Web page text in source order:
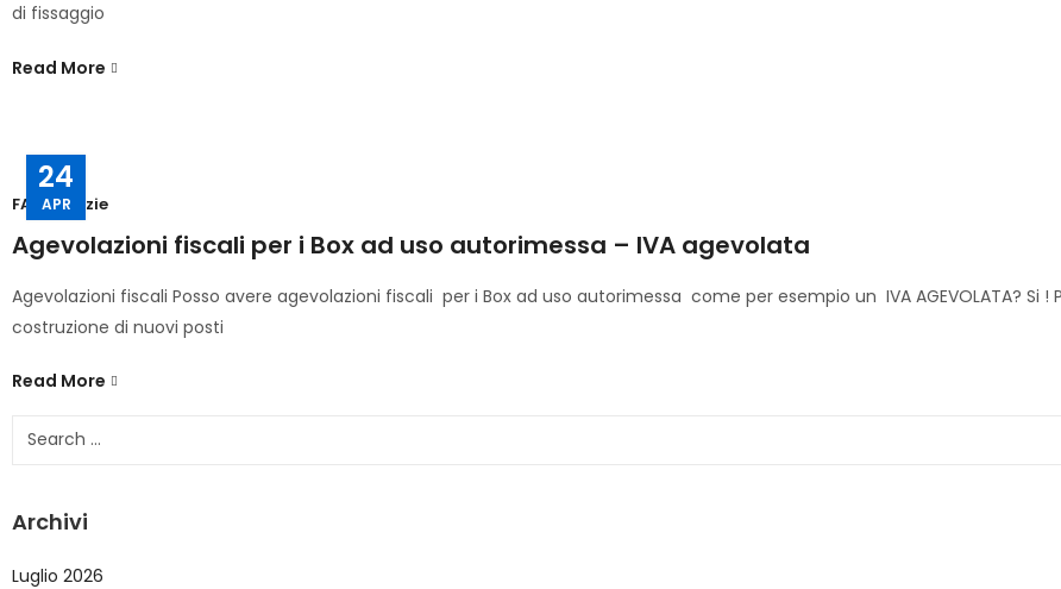
di fissaggio
Read More
24
APR
FAQ,Notizie
Agevolazioni fiscali per i Box ad uso autorimessa – IVA agevolata
Agevolazioni fiscali Posso avere agevolazioni fiscali per i Box ad uso autorimessa come per esempio un IVA AGEVOLATA? Si
costruzione di nuovi posti
Read More
Archivi
Luglio 2026